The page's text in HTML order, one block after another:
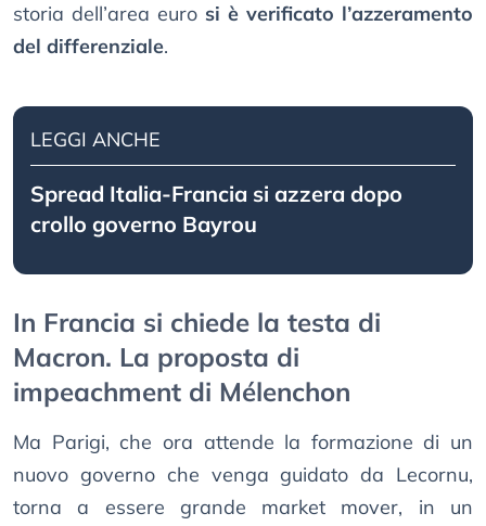
storia dell’area euro si è verificato l’azzeramento
del differenziale.
LEGGI ANCHE
Spread Italia-Francia si azzera dopo
crollo governo Bayrou
In Francia si chiede la testa di
Macron. La proposta di
impeachment di Mélenchon
Ma Parigi, che ora attende la formazione di un
nuovo governo che venga guidato da Lecornu,
torna a essere grande market mover, in un